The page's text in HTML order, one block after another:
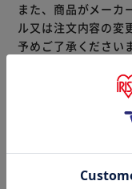
また、商品がメーカ
ル又は注文内容の変
予めご了承ください